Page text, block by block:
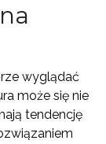
wyglądać
może się nie
tendencję